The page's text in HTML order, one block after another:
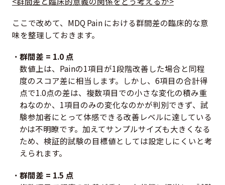
ここで改めて、MDQ Pain における群間差の臨床的な意
味を整理しておきます。
群間差 = 1.0 点
数値上は、Painの1項目が1段階改善した場合と同程
度のスコア差に相当します。しかし、6項目の合計得
点で1.0点の差は、複数項目での小さな変化の積み重
ねなのか、1項目のみの変化なのかが判別できず、試
験参加者にとって体感できる改善レベルに達している
かは不明瞭です。加えてサンプルサイズも大きくなる
ため、検証的試験の目標値としては設定しにくいと考
えられます。
群間差 = 1.5 点